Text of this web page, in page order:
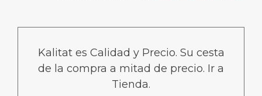
Kalitat es Calidad y Precio. Su cesta
de la compra a mitad de precio. Ir a
Tienda.